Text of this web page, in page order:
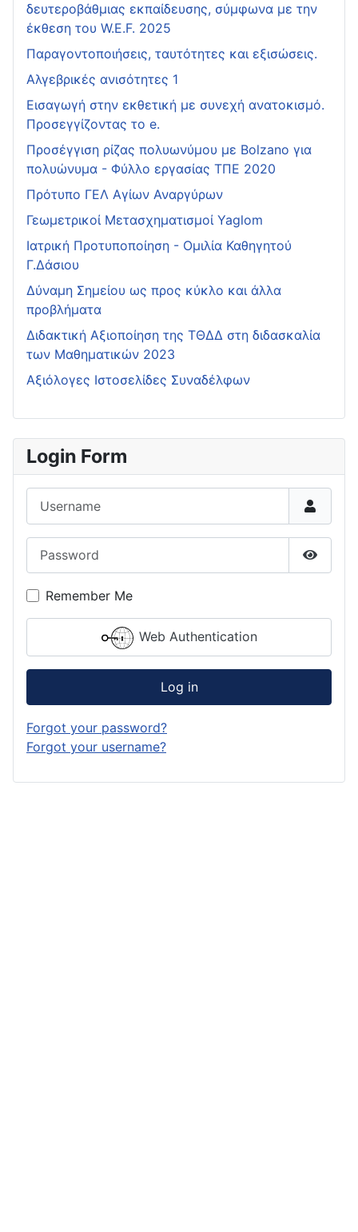
δευτεροβάθμιας εκπαίδευσης, σύμφωνα με την
έκθεση του W.E.F. 2025
Παραγοντοποιήσεις, ταυτότητες και εξισώσεις.
Αλγεβρικές ανισότητες 1
Εισαγωγή στην εκθετική με συνεχή ανατοκισμό.
Προσεγγίζοντας το e.
Προσέγγιση ρίζας πολυωνύμου με Bolzano για
πολυώνυμα - Φύλλο εργασίας ΤΠΕ 2020
Πρότυπο ΓΕΛ Αγίων Αναργύρων
Γεωμετρικοί Μετασχηματισμοί Yaglom
Ιατρική Προτυποποίηση - Ομιλία Καθηγητού
Γ.Δάσιου
Δύναμη Σημείου ως προς κύκλο και άλλα
προβλήματα
Διδακτική Αξιοποίηση της ΤΘΔΔ στη διδασκαλία
των Μαθηματικών 2023
Αξιόλογες Ιστοσελίδες Συναδέλφων
Login Form
Show
Remember Me
Web Authentication
Log in
Forgot your password?
Forgot your username?